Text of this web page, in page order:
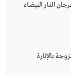
الدار البيضاء
بالإثارة